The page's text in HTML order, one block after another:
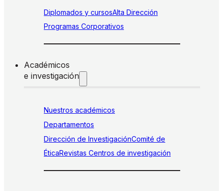
Diplomados y cursosAlta Dirección
Programas Corporativos
Académicos
e investigación
Nuestros académicos
Departamentos
Dirección de InvestigaciónComité de
ÉticaRevistas Centros de investigación